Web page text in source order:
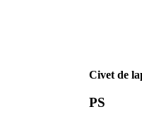
Civet de
PS